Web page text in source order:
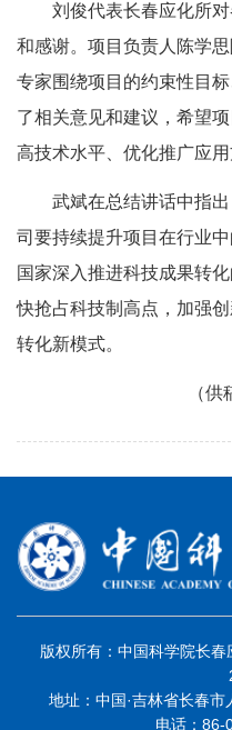
刘俊代表长春应化所对
和感谢。项目负责人陈学
专家围绕项目的约束性目
了相关意见和建议，希望
高技术水平、优化推广应用
武斌在总结讲话中指出
司要持续提升项目在行业
国家深入推进科技成果转
快抢占科技制高点，加强
转化新模式。
（供稿
版权所有：中国科学院长
地址：中国·吉林省长春
电话：86-